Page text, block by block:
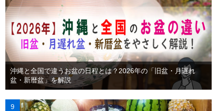
沖縄と全国で違うお盆の日程とは？2026年の「旧盆・月遅れ
盆・新暦盆」を解説